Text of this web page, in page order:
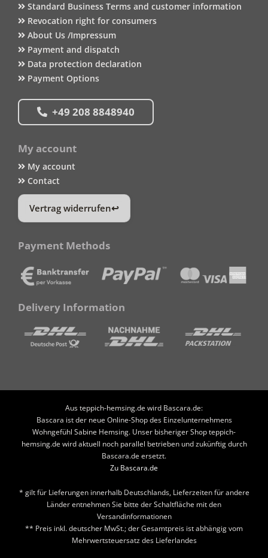
Standard Business Terms and customer information
Revocation right for consumers
About Us /Impressum
Payment and dispatch
Data protection declaration
Payment Options
+49 208 8848940
My account
My account
Contact
Vertrag widerrufen
Payment Methods
Delivery Information
Aus teppich-hemsing.de wird Bascara.de:
Bascara ist der neue Online-Shop des Einzelunternehmens
Wohngefühl Sabine Hemsing. Unser bisheriger Shop teppich-
hemsing.de wird aktuell noch parallel betrieben und zukünftig durch
Bascara.de ersetzt.
Zu Bascara.de
* gilt für Lieferungen innerhalb Deutschlands, Lieferzeiten für andere
Länder entnehmen Sie bitte der Schaltfläche mit den
Versandinformationen
** Preis inkl. deutscher MwSt.; der Gesamtpreis ist abhängig vom
Mehrwertsteuersatz des Lieferlandes